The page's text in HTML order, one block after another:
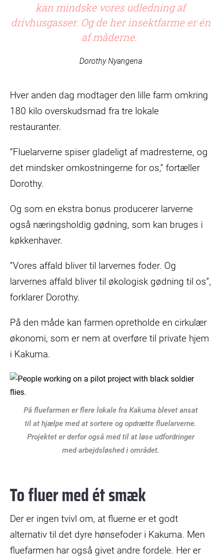
kan mindske vores udledning af
drivhusgasser. Og de her insektfarme er én
af måderne.
Dorothy Nyangena
Hver anden dag modtager den lille farm omkring
180 kilo overskudsmad fra tre lokale
restauranter.
”Fluelarverne spiser gladeligt af madresterne, og
det mindsker omkostningerne for os,” fortæller
Dorothy.
Og som en ekstra bonus producerer larverne
også næringsholdig gødning, som kan bruges i
køkkenhaver.
”Vores affald bliver til larvernes foder. Og
larvernes affald bliver til økologisk gødning til os”,
forklarer Dorothy.
På den måde kan farmen opretholde en cirkulær
økonomi, som er nem at overføre til private hjem
i Kakuma.
På fluefarmen er flere lokale fra Kakuma blevet ansat
til at hjælpe med at sortere og opdrætte fluelarverne.
Projektet er derfor også med til at løse udfordringer
med arbejdsløshed i området.
To fluer med ét smæk
Der er ingen tvivl om, at fluerne er et godt
alternativ til det dyre hønsefoder i Kakuma. Men
fluefarmen har også givet andre fordele. Her er